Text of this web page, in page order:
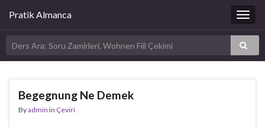
Pratik Almanca
Begegnung Ne Demek
Byadmin in Çeviri